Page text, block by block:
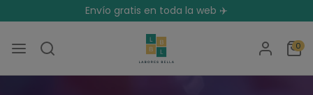
Envío gratis en toda la web ✈️
0